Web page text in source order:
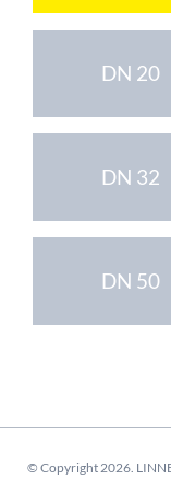
DN 20
DN 32
DN 50
© Copyright 2026.